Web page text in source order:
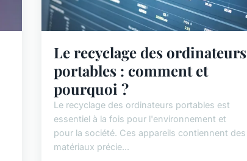
Le recyclage des ordinateurs
portables : comment et
pourquoi ?
Le recyclage des ordinateurs portables est
essentiel à la fois pour l'environnement et
pour la société. Ces appareils contiennent des
matériaux précie...